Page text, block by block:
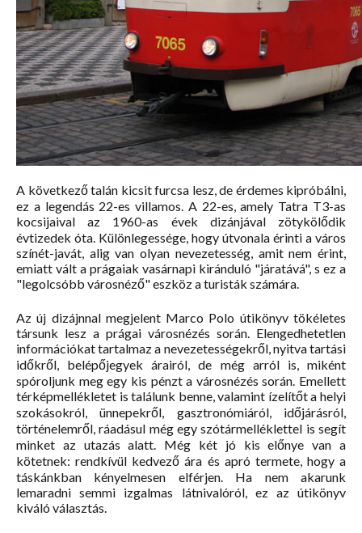
A következő talán kicsit furcsa lesz, de érdemes kipróbálni,
ez a legendás 22-es villamos. A 22-es, amely Tatra T3-as
kocsijaival az 1960-as évek dizánjával zötykölődik
évtizedek óta. Különlegessége, hogy útvonala érinti a város
színét-javát, alig van olyan nevezetesség, amit nem érint,
emiatt vált a prágaiak vasárnapi kiránduló "járatává", s ez a
"legolcsóbb városnéző" eszköz a turisták számára.
Az új dizájnnal megjelent Marco Polo útikönyv tökéletes
társunk lesz a prágai városnézés során. Elengedhetetlen
információkat tartalmaz a nevezetességekről, nyitva tartási
időkről, belépőjegyek árairól, de még arról is, miként
spóroljunk meg egy kis pénzt a városnézés során. Emellett
térképmellékletet is találunk benne, valamint ízelítőt a helyi
szokásokról, ünnepekről, gasztronómiáról, időjárásról,
történelemről, ráadásul még egy szótármelléklettel is segít
minket az utazás alatt. Még két jó kis előnye van a
kötetnek: rendkívül kedvező ára és apró termete, hogy a
táskánkban kényelmesen elférjen. Ha nem akarunk
lemaradni semmi izgalmas látnivalóról, ez az útikönyv
kiváló választás.